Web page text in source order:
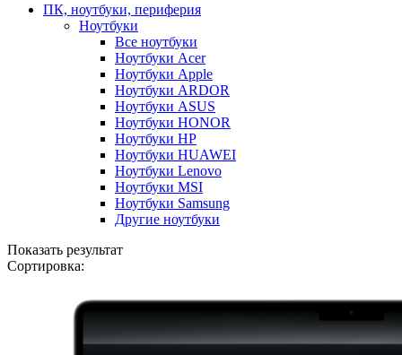
ПК, ноутбуки, периферия
Ноутбуки
Все ноутбуки
Ноутбуки Acer
Ноутбуки Apple
Ноутбуки ARDOR
Ноутбуки ASUS
Ноутбуки HONOR
Ноутбуки HP
Ноутбуки HUAWEI
Ноутбуки Lenovo
Ноутбуки MSI
Ноутбуки Samsung
Другие ноутбуки
Показать результат
Сортировка: